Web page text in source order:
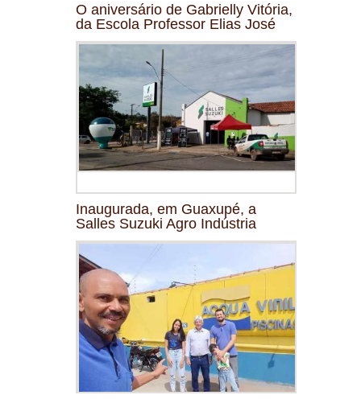
O aniversário de Gabrielly Vitória,
da Escola Professor Elias José
Inaugurada, em Guaxupé, a
Salles Suzuki Agro Indústria